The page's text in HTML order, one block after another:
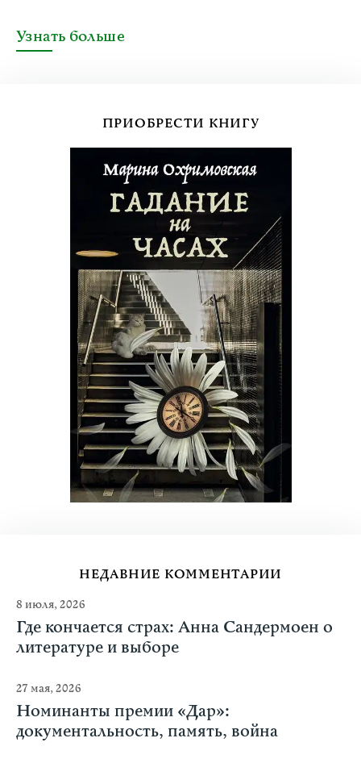
Узнать больше
ПРИОБРЕСТИ КНИГУ
НЕДАВНИЕ КОММЕНТАРИИ
8 июля, 2026
Где кончается страх: Анна Сандермоен о
литературе и выборе
27 мая, 2026
Номинанты премии «Дар»:
документальность, память, война